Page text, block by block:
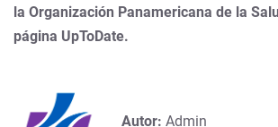
la Organización Panamericana de la
página UpToDate.
Autor: Admin